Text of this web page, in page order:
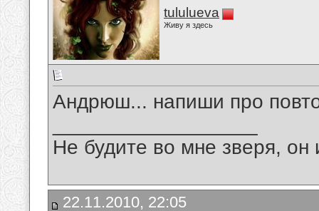
tululueva
Живу я здесь
Андрюш... напиши про
Не будите во мне зверя, он
22.11.2010, 22:05